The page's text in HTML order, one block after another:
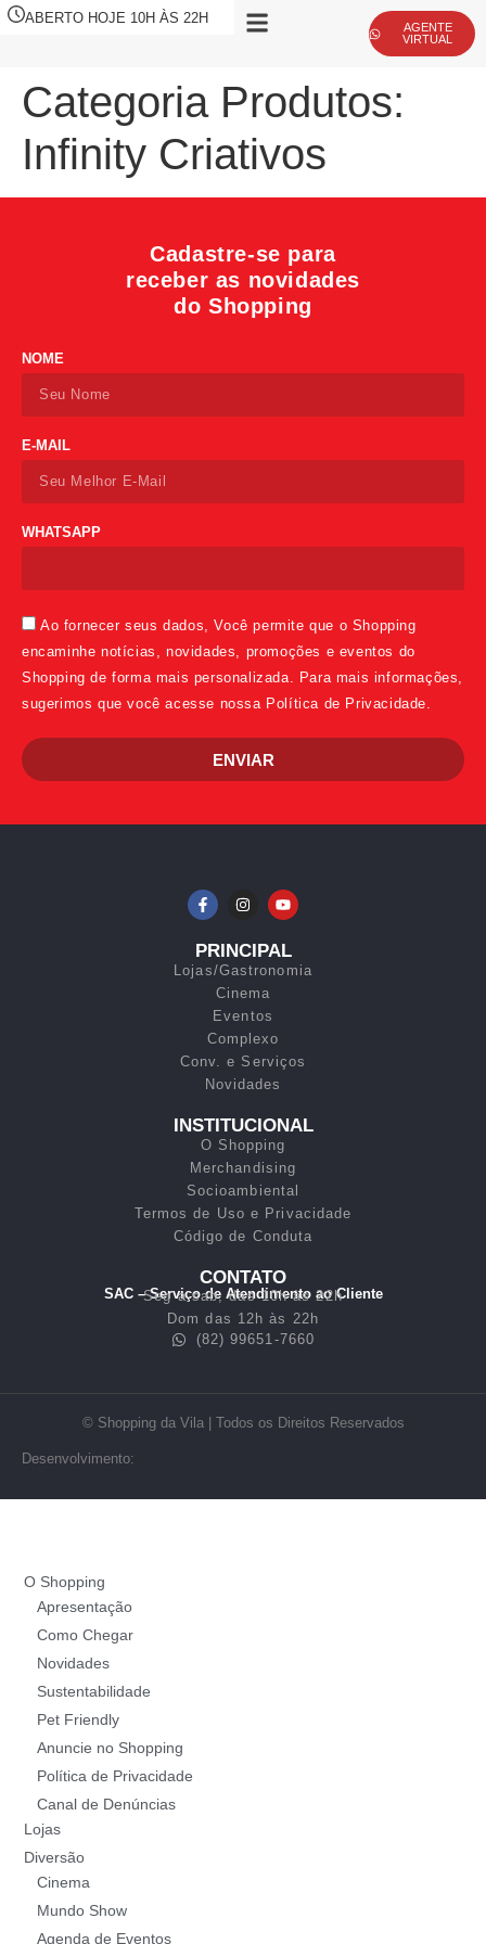
ABERTO HOJE 10H ÀS 22H
AGENTE
VIRTUAL
Categoria Produtos:
Infinity Criativos
Cadastre-se para
receber as novidades
do Shopping
NOME
E-MAIL
WHATSAPP
Ao fornecer seus dados, Você permite que o Shopping
encaminhe notícias, novidades, promoções e eventos do
Shopping de forma mais personalizada. Para mais informações,
sugerimos que você acesse nossa Política de Privacidade.
ENVIAR
PRINCIPAL
Lojas/Gastronomia
Cinema
Eventos
Complexo
Conv. e Serviços
Novidades
INSTITUCIONAL
O Shopping
Merchandising
Socioambiental
Termos de Uso e Privacidade
Código de Conduta
CONTATO
SAC – Serviço de Atendimento ao Cliente
Seg a sab, das 10h às 22h
Dom das 12h às 22h
(82) 99651-7660
© Shopping da Vila | Todos os Direitos Reservados
Desenvolvimento:
O Shopping
Apresentação
Como Chegar
Novidades
Sustentabilidade
Pet Friendly
Anuncie no Shopping
Política de Privacidade
Canal de Denúncias
Lojas
Diversão
Cinema
Mundo Show
Agenda de Eventos